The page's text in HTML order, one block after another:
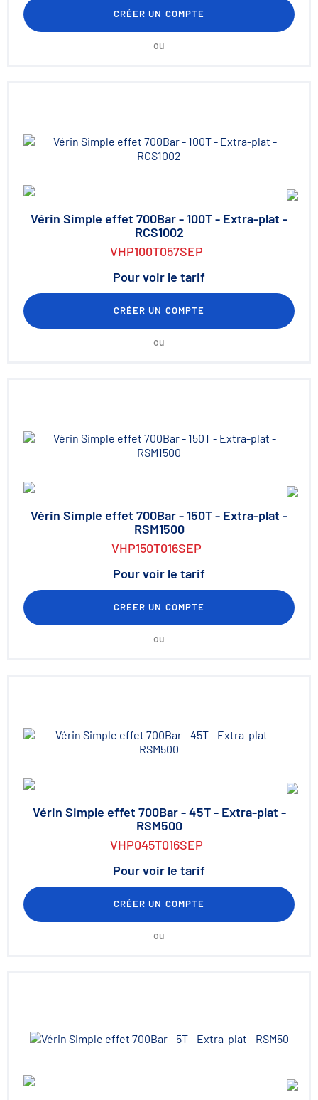
CRÉER UN COMPTE
ou
Vérin Simple effet 700Bar - 100T - Extra-plat -
RCS1002
VHP100T057SEP
Pour voir le tarif
CRÉER UN COMPTE
ou
Vérin Simple effet 700Bar - 150T - Extra-plat -
RSM1500
VHP150T016SEP
Pour voir le tarif
CRÉER UN COMPTE
ou
Vérin Simple effet 700Bar - 45T - Extra-plat -
RSM500
VHP045T016SEP
Pour voir le tarif
CRÉER UN COMPTE
ou